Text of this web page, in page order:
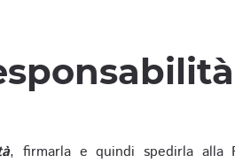
, firmarla e quindi spedirla alla